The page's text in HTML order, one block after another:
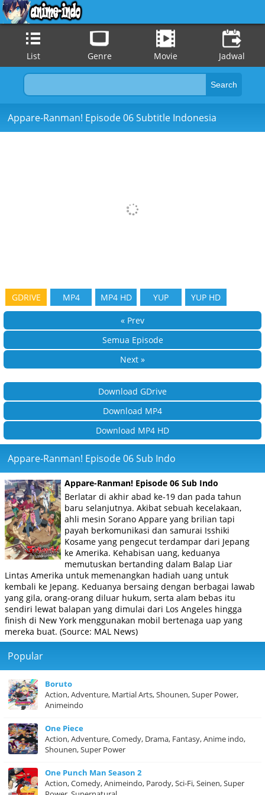
List Genre Movie Jadwal
Appare-Ranman! Episode 06 Subtitle Indonesia
GDRIVE MP4 MP4 HD YUP YUP HD
« Prev
Semua Episode
Next »
Download GDrive
Download MP4
Download MP4 HD
Appare-Ranman! Episode 06 Sub Indo
Appare-Ranman! Episode 06 Sub Indo
Berlatar di akhir abad ke-19 dan pada tahun
baru selanjutnya. Akibat sebuah kecelakaan,
ahli mesin Sorano Appare yang brilian tapi
payah berkomunikasi dan samurai Isshiki
Kosame yang pengecut terdampar dari Jepang
ke Amerika. Kehabisan uang, keduanya
memutuskan bertanding dalam Balap Liar
Lintas Amerika untuk memenangkan hadiah uang untuk
kembali ke Jepang. Keduanya bersaing dengan berbagai lawab
yang gila, orang-orang diluar hukum, serta alam bebas itu
sendiri lewat balapan yang dimulai dari Los Angeles hingga
finish di New York menggunakan mobil bertenaga uap yang
mereka buat. (Source: MAL News)
Popular
Boruto
Action, Adventure, Martial Arts, Shounen, Super Power,
Animeindo
One Piece
Action, Adventure, Comedy, Drama, Fantasy, Anime indo,
Shounen, Super Power
One Punch Man Season 2
Action, Comedy, Animeindo, Parody, Sci-Fi, Seinen, Super